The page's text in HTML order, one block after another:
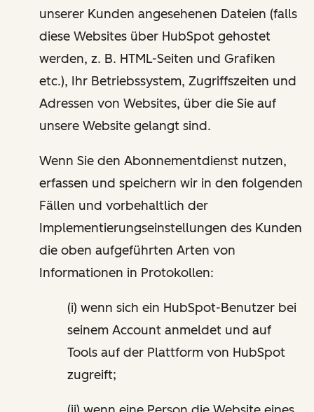
unserer Kunden angesehenen Dateien (falls
diese Websites über HubSpot gehostet
werden, z. B. HTML-Seiten und Grafiken
etc.), Ihr Betriebssystem, Zugriffszeiten und
Adressen von Websites, über die Sie auf
unsere Website gelangt sind.
Wenn Sie den Abonnementdienst nutzen,
erfassen und speichern wir in den folgenden
Fällen und vorbehaltlich der
Implementierungseinstellungen des Kunden
die oben aufgeführten Arten von
Informationen in Protokollen:
(i) wenn sich ein HubSpot-Benutzer bei
seinem Account anmeldet und auf
Tools auf der Plattform von HubSpot
zugreift;